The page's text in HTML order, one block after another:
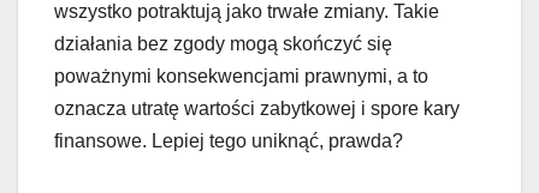
wszystko potraktują jako trwałe zmiany. Takie
działania bez zgody mogą skończyć się
poważnymi konsekwencjami prawnymi, a to
oznacza utratę wartości zabytkowej i spore kary
finansowe. Lepiej tego uniknąć, prawda?